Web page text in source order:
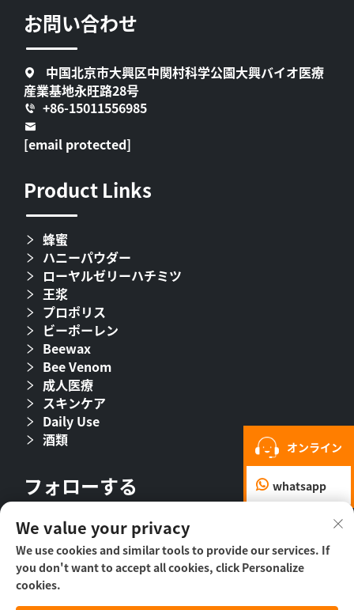
オンライン
whatsapp
お問い合わせ
中国北京市大興区中関村科学公園大興バイオ医療
産業基地永旺路28号
+86-15011556985
[email protected]
Product Links
蜂蜜
ハニーパウダー
ローヤルゼリーハチミツ
王浆
プロポリス
ビーポーレン
Beewax
Bee Venom
成人医療
スキンケア
Daily Use
酒類
フォローする
We value your privacy
We use cookies and similar tools to provide our services. If
you don't want to accept all cookies, click Personalize
cookies.